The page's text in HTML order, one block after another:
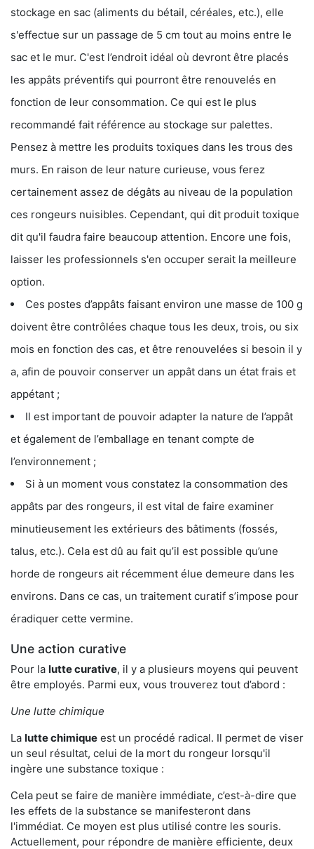
stockage en sac (aliments du bétail, céréales, etc.), elle
s'effectue sur un passage de 5 cm tout au moins entre le
sac et le mur. C'est l’endroit idéal où devront être placés
les appâts préventifs qui pourront être renouvelés en
fonction de leur consommation. Ce qui est le plus
recommandé fait référence au stockage sur palettes.
Pensez à mettre les produits toxiques dans les trous des
murs. En raison de leur nature curieuse, vous ferez
certainement assez de dégâts au niveau de la population
ces rongeurs nuisibles. Cependant, qui dit produit toxique
dit qu'il faudra faire beaucoup attention. Encore une fois,
laisser les professionnels s'en occuper serait la meilleure
option.
Ces postes d’appâts faisant environ une masse de 100 g
doivent être contrôlées chaque tous les deux, trois, ou six
mois en fonction des cas, et être renouvelées si besoin il y
a, afin de pouvoir conserver un appât dans un état frais et
appétant ;
Il est important de pouvoir adapter la nature de l’appât
et également de l’emballage en tenant compte de
l’environnement ;
Si à un moment vous constatez la consommation des
appâts par des rongeurs, il est vital de faire examiner
minutieusement les extérieurs des bâtiments (fossés,
talus, etc.). Cela est dû au fait qu’il est possible qu’une
horde de rongeurs ait récemment élue demeure dans les
environs. Dans ce cas, un traitement curatif s’impose pour
éradiquer cette vermine.
Une action curative
Pour la lutte curative, il y a plusieurs moyens qui peuvent
être employés. Parmi eux, vous trouverez tout d’abord :
Une lutte chimique
La lutte chimique est un procédé radical. Il permet de viser
un seul résultat, celui de la mort du rongeur lorsqu'il
ingère une substance toxique :
Cela peut se faire de manière immédiate, c’est-à-dire que
les effets de la substance se manifesteront dans
l'immédiat. Ce moyen est plus utilisé contre les souris.
Actuellement, pour répondre de manière efficiente, deux